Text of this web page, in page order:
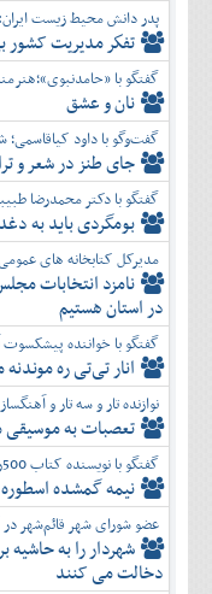
پدر دانش محیط زیست ایران:
تفكر مديريت
گفتگو با
نان و عشق
گفت‌وگو با داود کیاقاسمی؛
جای طنز در شعر و
گفتگو با دکتر محمدرضا
بومگردی باید به
مدیرکل کتابخانه های
نامزد انتخابات
در استان هستیم
گفتگو با خواننده
انار تی‌تی ره
نوازنده تار و سه تار و
تعصبات به موسیقی
گفتگو با نویسنده کتاب 500روز با نیما
نیمه گمشده
عضو شورای شهر قائم‌شهر در
شهردار را به حاشیه
دخالت می کنند